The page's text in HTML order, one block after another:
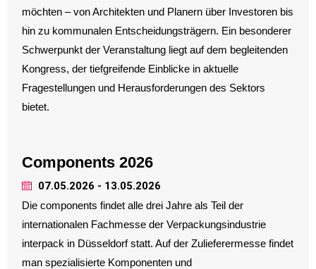
möchten – von Architekten und Planern über Investoren bis
hin zu kommunalen Entscheidungsträgern. Ein besonderer
Schwerpunkt der Veranstaltung liegt auf dem begleitenden
Kongress, der tiefgreifende Einblicke in aktuelle
Fragestellungen und Herausforderungen des Sektors
bietet.
Components 2026
07.05.2026 - 13.05.2026
Die components findet alle drei Jahre als Teil der
internationalen Fachmesse der Verpackungsindustrie
interpack in Düsseldorf statt. Auf der Zulieferermesse findet
man spezialisierte Komponenten und